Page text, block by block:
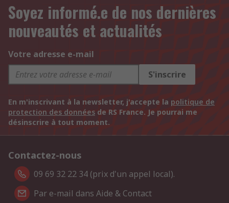
Soyez informé.e de nos dernières
nouveautés et actualités
Votre adresse e-mail
S'inscrire
En m'inscrivant à la newsletter, j'accepte la politique de
protection des données de RS France. Je pourrai me
désinscrire à tout moment.
Contactez-nous
09 69 32 22 34 (prix d'un appel local).
Par e-mail dans Aide & Contact